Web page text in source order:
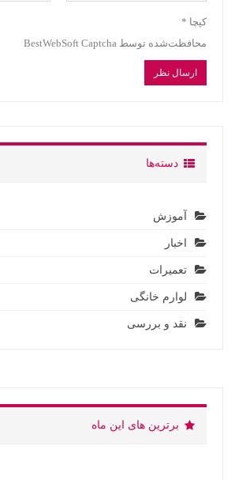
کپچا *
محافظت‌شده توسط BestWebSoft Captcha
دسته‌ها
آموزش
اخبار
تعمیرات
لوارم خانگی
نقد و بررسی
برترین های این ماه